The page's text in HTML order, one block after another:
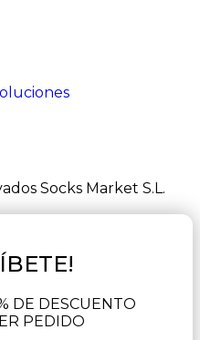
Socks Market S.L.
DE DESCUENTO
PEDIDO